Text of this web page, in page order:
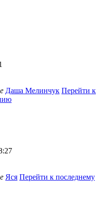
Даша Мелинчук Перейти к
Яся Перейти к последнему